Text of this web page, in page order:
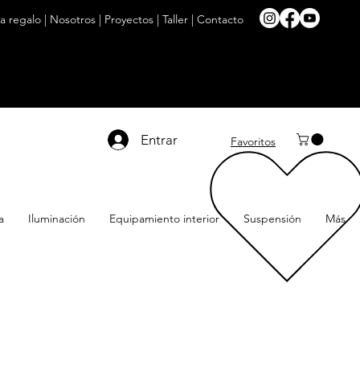
regalo | Nosotros | Proyectos | Taller | Contacto
Entrar Favoritos
Iluminación Equipamiento interior Suspensión Más